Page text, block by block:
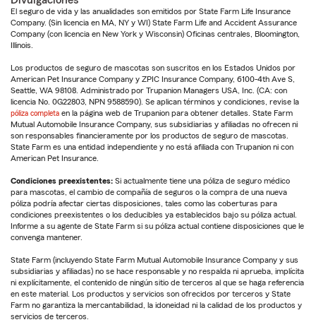
El seguro de vida y las anualidades son emitidos por State Farm Life Insurance
Company. (Sin licencia en MA, NY y WI) State Farm Life and Accident Assurance
Company (con licencia en New York y Wisconsin) Oficinas centrales, Bloomington,
Illinois.
Los productos de seguro de mascotas son suscritos en los Estados Unidos por
American Pet Insurance Company y ZPIC Insurance Company, 6100-4th Ave S,
Seattle, WA 98108. Administrado por Trupanion Managers USA, Inc. (CA: con
licencia No. 0G22803, NPN 9588590). Se aplican términos y condiciones, revise la
póliza completa en la página web de Trupanion para obtener detalles. State Farm
Mutual Automobile Insurance Company, sus subsidiarias y afiliadas no ofrecen ni
son responsables financieramente por los productos de seguro de mascotas.
State Farm es una entidad independiente y no está afiliada con Trupanion ni con
American Pet Insurance.
Condiciones preexistentes: Si actualmente tiene una póliza de seguro médico
para mascotas, el cambio de compañía de seguros o la compra de una nueva
póliza podría afectar ciertas disposiciones, tales como las coberturas para
condiciones preexistentes o los deducibles ya establecidos bajo su póliza actual.
Informe a su agente de State Farm si su póliza actual contiene disposiciones que le
convenga mantener.
State Farm (incluyendo State Farm Mutual Automobile Insurance Company y sus
subsidiarias y afiliadas) no se hace responsable y no respalda ni aprueba, implícita
ni explícitamente, el contenido de ningún sitio de terceros al que se haga referencia
en este material. Los productos y servicios son ofrecidos por terceros y State
Farm no garantiza la mercantabilidad, la idoneidad ni la calidad de los productos y
servicios de terceros.